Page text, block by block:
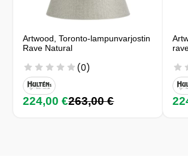
Artwood, Toronto-lampunvarjostin
Rave Natural
(0)
224,00 €263,00 €